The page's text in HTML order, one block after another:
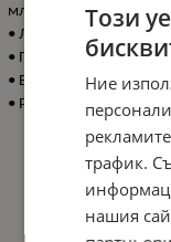
млечните зъбки;
• Лесна за хващане;
• Подходяща за
• Без BPA;
• Размери: 9.1 x 0.9 x
Този
Ние
трафик.
нашия